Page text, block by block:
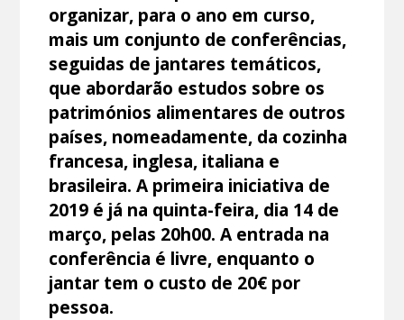
organizar, para o ano em curso,
mais um conjunto de conferências,
seguidas de jantares temáticos,
que abordarão estudos sobre os
patrimónios alimentares de outros
países, nomeadamente, da cozinha
francesa, inglesa, italiana e
brasileira. A primeira iniciativa de
2019 é já na quinta-feira, dia 14 de
março, pelas 20h00. A entrada na
conferência é livre, enquanto o
jantar tem o custo de 20€ por
pessoa.